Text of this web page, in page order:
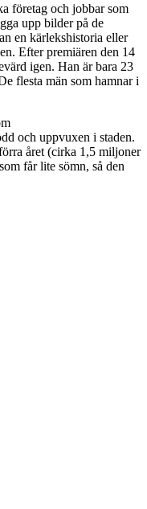
företag och jobbar som
upp bilder på de
en kärlekshistoria eller
Efter premiären den 14
igen. Han är bara 23
flesta män som hamnar i
och uppvuxen i staden.
året (cirka 1,5 miljoner
får lite sömn, så den